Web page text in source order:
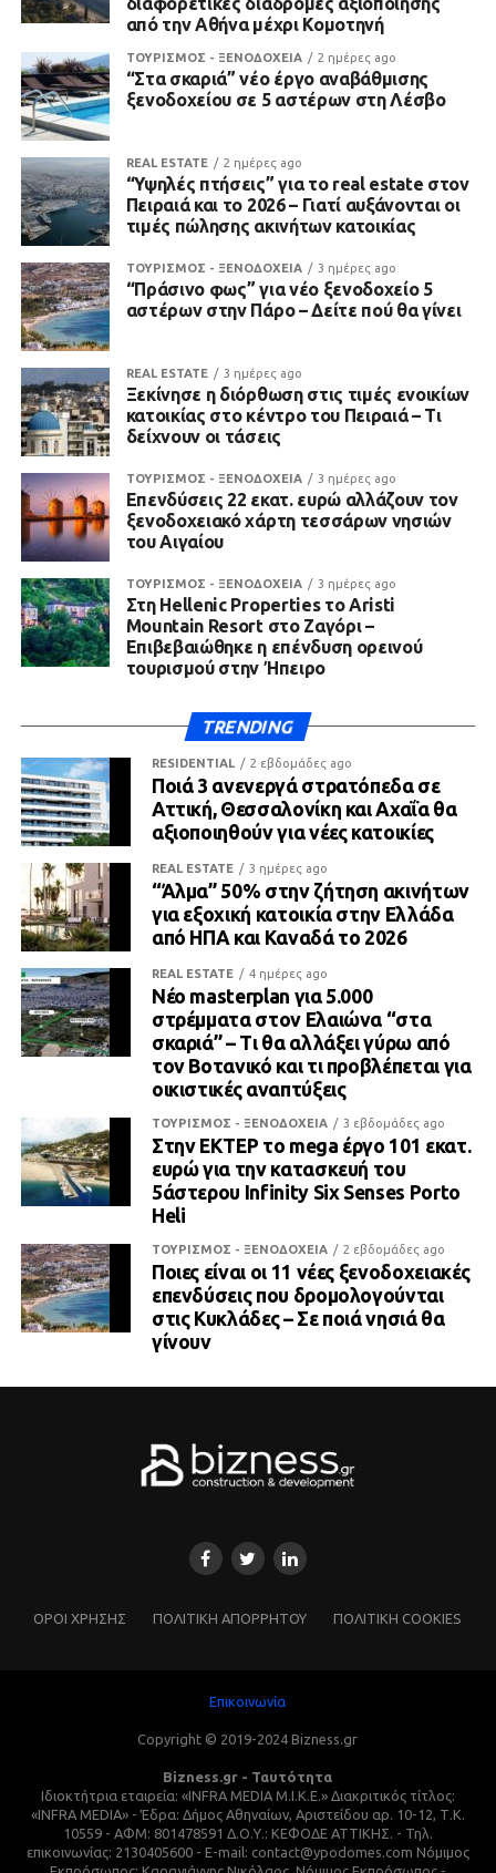
από την Αθήνα μέχρι Κομοτηνή
ΤΟΥΡΙΣΜΟΣ - ΞΕΝΟΔΟΧΕΙΑ 2 ημέρες ago
“Στα σκαριά” νέο έργο αναβάθμισης
ξενοδοχείου σε 5 αστέρων στη Λέσβο
REAL ESTATE 2 ημέρες ago
“Υψηλές πτήσεις” για το real estate στον
Πειραιά και το 2026 – Γιατί αυξάνονται οι
τιμές πώλησης ακινήτων κατοικίας
ΤΟΥΡΙΣΜΟΣ - ΞΕΝΟΔΟΧΕΙΑ 3 ημέρες ago
“Πράσινο φως” για νέο ξενοδοχείο 5
αστέρων στην Πάρο – Δείτε πού θα γίνει
REAL ESTATE 3 ημέρες ago
Ξεκίνησε η διόρθωση στις τιμές ενοικίων
κατοικίας στο κέντρο του Πειραιά – Τι
δείχνουν οι τάσεις
ΤΟΥΡΙΣΜΟΣ - ΞΕΝΟΔΟΧΕΙΑ 3 ημέρες ago
Επενδύσεις 22 εκατ. ευρώ αλλάζουν τον
ξενοδοχειακό χάρτη τεσσάρων νησιών
του Αιγαίου
ΤΟΥΡΙΣΜΟΣ - ΞΕΝΟΔΟΧΕΙΑ 3 ημέρες ago
Στη Hellenic Properties το Aristi
Mountain Resort στο Ζαγόρι –
Επιβεβαιώθηκε η επένδυση ορεινού
τουρισμού στην Ήπειρο
TRENDING
RESIDENTIAL 2 εβδομάδες ago
Ποιά 3 ανενεργά στρατόπεδα σε
Αττική, Θεσσαλονίκη και Αχαΐα θα
αξιοποιηθούν για νέες κατοικίες
REAL ESTATE 3 ημέρες ago
“Άλμα” 50% στην ζήτηση ακινήτων
για εξοχική κατοικία στην Ελλάδα
από ΗΠΑ και Καναδά το 2026
REAL ESTATE 4 ημέρες ago
Νέο masterplan για 5.000
στρέμματα στον Ελαιώνα “στα
σκαριά” – Τι θα αλλάξει γύρω από
τον Βοτανικό και τι προβλέπεται για
οικιστικές αναπτύξεις
ΤΟΥΡΙΣΜΟΣ - ΞΕΝΟΔΟΧΕΙΑ 3 εβδομάδες ago
Στην ΕΚΤΕΡ το mega έργο 101 εκατ.
ευρώ για την κατασκευή του
5άστερου Infinity Six Senses Porto
Heli
ΤΟΥΡΙΣΜΟΣ - ΞΕΝΟΔΟΧΕΙΑ 2 εβδομάδες ago
Ποιες είναι οι 11 νέες ξενοδοχειακές
επενδύσεις που δρομολογούνται
στις Κυκλάδες – Σε ποιά νησιά θα
γίνουν
ΌΡΟΙ ΧΡΗΣΗΣ ΠΟΛΙΤΙΚΗ ΑΠΟΡΡΗΤΟΥ ΠΟΛΙΤΙΚΗ COOKIES
Επικοινωνία
Copyright © 2019-2024 Bizness.gr
Bizness.gr - Ταυτότητα
Ιδιοκτήτρια εταιρεία: «INFRA MEDIA M.I.K.E.» Διακριτικός τίτλος:
«INFRA MEDIA» - Έδρα: Δήμος Αθηναίων, Αριστείδου αρ. 10-12, Τ.Κ.
10559 - ΑΦΜ: 801478591 Δ.Ο.Υ.: ΚΕΦΟΔΕ ΑΤΤΙΚΗΣ. - Τηλ.
επικοινωνίας: 2130405600 - E-mail: contact@ypodomes.com Νόμιμος